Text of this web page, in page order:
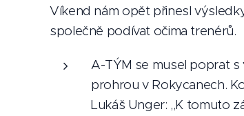
Víkend nám opět přinesl
společně podívat očima trenérů.
A-TÝM se musel poprat
prohrou v Rokycanech.
Lukáš Unger: ,,K tomuto